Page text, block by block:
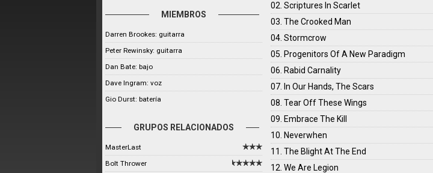
MIEMBROS
Darren Brookes: guitarra
Peter Rewinsky: guitarra
Dan Bate: bajo
Dave Ingram: voz
Gio Durst: batería
GRUPOS RELACIONADOS
MasterLast
Bolt Thrower
02. Scriptures In Scarlet
03. The Crooked Man
04. Stormcrow
05. Progenitors Of A New Paradigm
06. Rabid Carnality
07. In Our Hands, The Scars
08. Tear Off These Wings
09. Embrace The Kill
10. Neverwhen
11. The Blight At The End
12. We Are Legion